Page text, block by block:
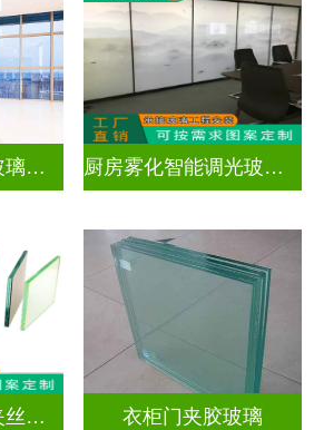
山西电智能调光玻璃厂家地址 厨房雾化智能调光玻璃有用吗
隔断山水画夹娟夹丝玻璃 衣柜门夹胶玻璃